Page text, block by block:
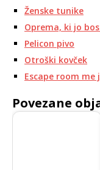
Ženske tunike
Oprema, ki jo
Pelicon pivo
Otroški kovček
Escape room me
Povezane